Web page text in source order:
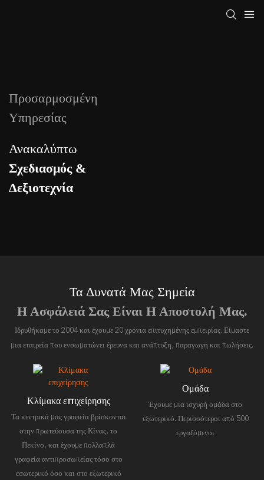
Προσαρμοσμένη
Υπηρεσίας
Ανακαλύπτω
Σχεδιασμός &
Δεξιοτεχνία
Τα Δυνατά Μας Σημεία
Η Ασφάλειά Σας Είναι Η Αποστολή Μας.
Ιδρυθήκαμε το 2004 και έχουμε 20 χρόνια επιτυχημένης εμπειρίας. Είμαστε
μια εταιρεία που ενσωματώνει έρευνα και ανάπτυξη, παραγωγή και πωλήσεις.
Κλίμακα επιχείρησης
Τα κεντρικά μας γραφεία βρίσκονται
στην πρωτεύουσα της Κίνας, το
Πεκίνο, και έχουμε πολλαπλά
γραφεία αντιπροσωπείας τόσο στο
εσωτερικό όσο και στο εξωτερικό
Ομάδα
Έχουμε μια ισχυρή ομάδα στο
εξωτερικό. Περισσότεροι από 500
εργαζόμενοι